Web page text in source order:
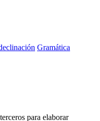
Gramática
para elaborar